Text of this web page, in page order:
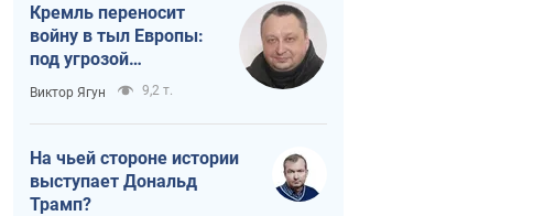
Кремль переносит
войну в тыл Европы:
под угрозой
критическая
логистика
Виктор Ягун 9,2 т.
На чьей стороне истории
выступает Дональд
Трамп?